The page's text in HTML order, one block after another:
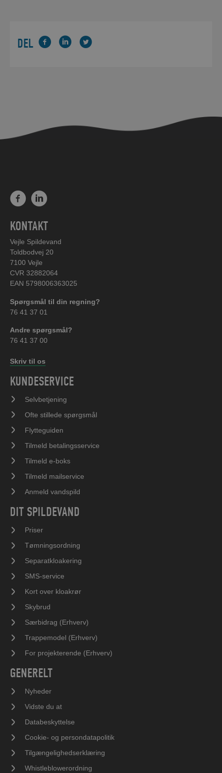
DEL
KONTAKT
Vejle Spildevand
Toldbodvej 20
7100 Vejle
CVR 32882064
EAN 5798006363025
Spørgsmål til din regning?
76 41 37 01
Andre spørgsmål?
76 41 37 00
Skriv til os
KUNDESERVICE
Selvbetjening
Ofte stillede spørgsmål
Flytteguiden
Tilmeld betalingsservice
Tilmeld e-boks
Tilmeld mailservice
Anmeld vandspild
DIT SPILDEVAND
Priser
Tømningsordning
Separatkloakering
SMS-service
Kort over kloakrør
Skybrud
Særbidrag (Erhverv)
Trappemodel (Erhverv)
For projekterende (Erhverv)
GENERELT
Nyheder
Vidste du at
Databeskyttelse
Cookie- og persondatapolitik
Tilgængelighedserklæring
Whistleblowerordning